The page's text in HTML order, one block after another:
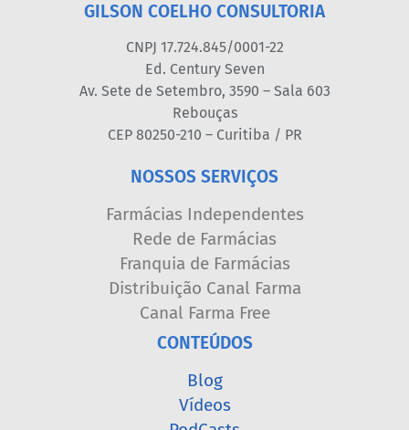
GILSON COELHO CONSULTORIA
CNPJ 17.724.845/0001-22
Ed. Century Seven
Av. Sete de Setembro, 3590 – Sala 603
Rebouças
CEP 80250-210 – Curitiba / PR
NOSSOS SERVIÇOS
Farmácias Independentes
Rede de Farmácias
Franquia de Farmácias
Distribuição Canal Farma
Canal Farma Free
CONTEÚDOS
Blog
Vídeos